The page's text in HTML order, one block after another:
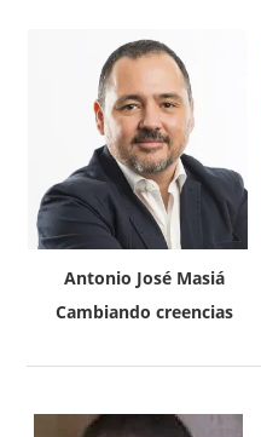
Antonio José Masiá
Cambiando creencias